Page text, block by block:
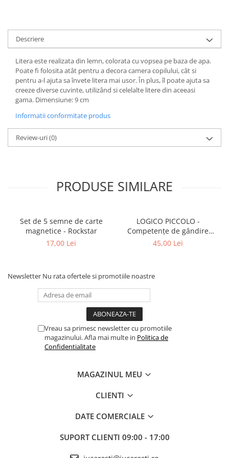
Descriere
Litera este realizata din lemn, colorata cu vopsea pe baza de apa.
Poate fi folosita atât pentru a decora camera copilului, cât si
pentru a-l ajuta sa învete litera mai usor. În plus, îl poate ajuta sa
creeze diverse cuvinte, utilizând si celelalte litere din aceeasi
gama. Dimensiune: 9 cm
Informatii conformitate produs
Review-uri(0)
PRODUSE SIMILARE
Set de 5 semne de carte
magnetice - Rockstar
17,00 Lei
LOGICO PICCOLO -
Competențe de gândire
logică. Clasificare
45,00 Lei
Newsletter Nu rata ofertele si promotiile noastre
Vreau sa primesc newsletter cu promotiile
magazinului. Afla mai multe in Politica de
Confidentialitate
MAGAZINUL MEU
CLIENTI
DATE COMERCIALE
SUPORT CLIENTI 09:00 - 17:00